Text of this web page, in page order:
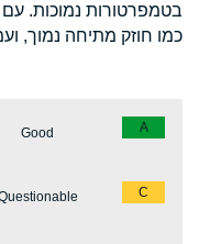
בטמפרטורות נמוכות. עם
כמו חוזק מתיחה נמוך,
A
Good
C